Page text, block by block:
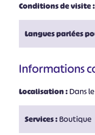
Conditions de visite :
Langues parlées
Informations
Localisation :Dans
Services :Boutique